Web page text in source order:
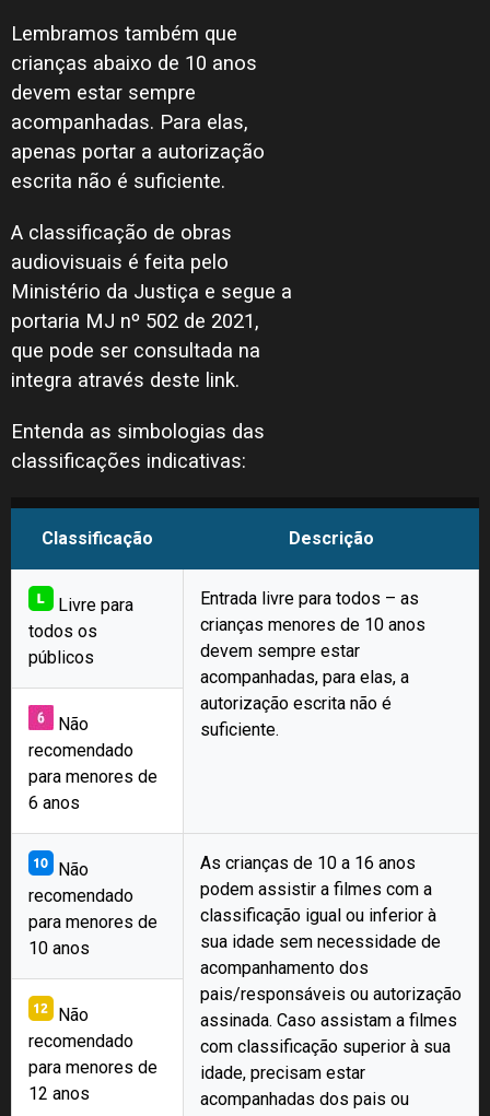
Lembramos também que
crianças abaixo de 10 anos
devem estar sempre
acompanhadas. Para elas,
apenas portar a autorização
escrita não é suficiente.
A classificação de obras
audiovisuais é feita pelo
Ministério da Justiça e segue a
portaria MJ nº 502 de 2021,
que pode ser consultada na
integra através deste link.
Entenda as simbologias das
classificações indicativas:
Classificação Descrição
Livre para
todos os
públicos
Entrada livre para todos – as
crianças menores de 10 anos
devem sempre estar
acompanhadas, para elas, a
autorização escrita não é
suficiente.
Não
recomendado
para menores de
6 anos
Não
recomendado
para menores de
10 anos
As crianças de 10 a 16 anos
podem assistir a filmes com a
classificação igual ou inferior à
sua idade sem necessidade de
acompanhamento dos
pais/responsáveis ou autorização
assinada. Caso assistam a filmes
com classificação superior à sua
idade, precisam estar
acompanhadas dos pais ou
Não
recomendado
para menores de
12 anos